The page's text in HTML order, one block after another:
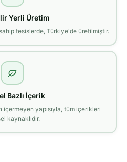
Yerli Üretim
tesislerde, Türkiye'de üretilmiştir.
Bazlı İçerik
yapısıyla, tüm içerikleri
kaynaklıdır.